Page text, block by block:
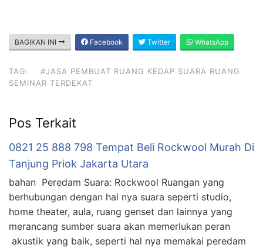
BAGIKAN INI Facebook Twitter WhatsApp
TAG:
#JASA PEMBUAT RUANG KEDAP SUARA RUANG
SEMINAR TERDEKAT
Pos Terkait
0821 25 888 798 Tempat Beli Rockwool Murah Di
Tanjung Priok Jakarta Utara
bahan Peredam Suara: Rockwool Ruangan yang
berhubungan dengan hal nya suara seperti studio,
home theater, aula, ruang genset dan lainnya yang
merancang sumber suara akan memerlukan peran
akustik yang baik, seperti hal nya memakai peredam